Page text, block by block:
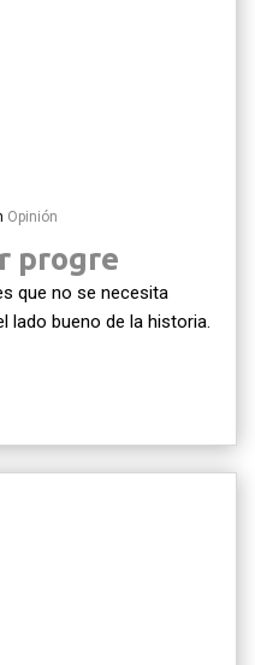
Opinión
progre
que no se necesita
lado bueno de la historia.